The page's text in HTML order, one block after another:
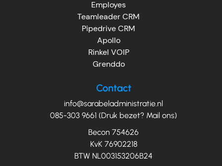
Employes
Teamleader CRM
Pipedrive CRM
Apollo
Rinkel VOIP
Grenddo
Contact
info@sarabeladministratie.nl
085-303 9661 (Druk bezet? Mail ons)
Becon 754626
KvK 76902218
BTW NL003153206B24